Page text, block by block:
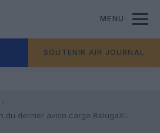
MENU
SOUTENIR AIR JOURNAL
du dernier avion cargo BelugaXL